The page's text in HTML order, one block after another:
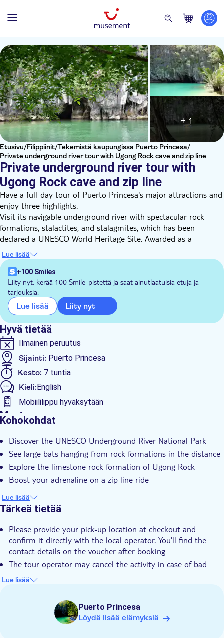
Etusivu/Filippiinit/Tekemistä kaupungissa Puerto Princesa/
Private underground river tour with Ugong Rock cave and zip line
Private underground river tour with
Ugong Rock cave and zip line
+ 1
Have a full-day tour of Puerto Princesa's major attractions and
enjoy three highlights.
Visit its navigable underground river with spectacular rock
formations, stalactites, and stalagmites, which has been
declared a UNESCO World Heritage Site. Awarded as a
RAMSAR Site, this 8.2-kilometer-long underground river is
known to be the longest navigable in the world and is now one
of the 7 wonders of nature.
You will also visit the caves of Ugong Rock in the town of
Tagabinet where the cave covers the first kilometre of the river.
The last part of the tour will make you boost your adrenaline
with a zip line ride.
Lue lisää
+100 Smiles
Liity nyt, kerää 100 Smile-pistettä ja saat ainutlaatuisia etuja ja
tarjouksia.
Lue lisää Liity nyt
Hyvä tietää
Ilmainen peruutus
Sijainti: Puerto Princesa
Kesto: 7 tuntia
Kieli:English
Mobiililippu hyväksytään
Muuta
Sisäänpääsymaksu sisältyy
Opastettu kierros
Private group
Hotel pick up
Transport included
Lunch
Kohokohdat
Discover the UNESCO Underground River National Park
See large bats hanging from rock formations in the distance
Explore the limestone rock formation of Ugong Rock
Boost your adrenaline on a zip line ride
Lue lisää
Tärkeä tietää
Please provide your pick-up location at checkout and
confirm it directly with the local operator. You'll find the
contact details on the voucher after booking
The tour operator may cancel the activity in case of bad
weather conditions. In this case, you will be offered a refund
or an alternative tour
The minimum number of people bookable for this tour is 2
This tour is not recommended for pregnant travellers
Lue lisää
Puerto Princesa
Löydä lisää elämyksiä